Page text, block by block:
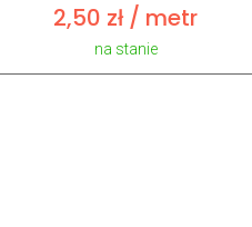
2,50 zł / metr
na stanie